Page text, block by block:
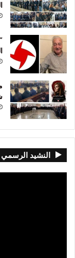
النشيد الرسمي